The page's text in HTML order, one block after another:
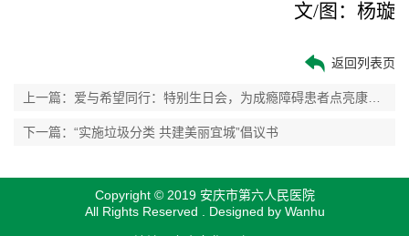
文/图：杨璇
返回列表页
下一篇：“实施垃圾分类 共建美丽宜城”倡议书
Copyright © 2019 安庆市第六人民医院
All Rights Reserved . Designed by Wanhu